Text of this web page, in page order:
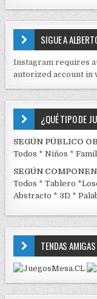
S
E
J
C
K
SIGUE A
Instagram requires
autorized account in
¿QUÉ TIPO DE
SEGÚN PÚBLICO
Todos *Niños *
SEGÚN
Todos *Tablero *
Abstracto *3D *
TENDAS AMIGAS